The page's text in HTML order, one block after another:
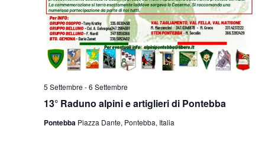
13° Raduno alpini e artiglieri di Pontebba
5 Settembre -6 Settembre
Pontebba Piazza Dante, Pontebba, Italia